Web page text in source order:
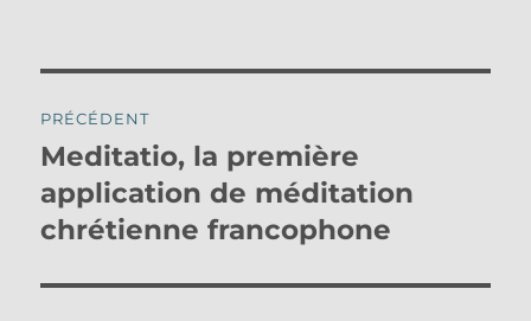
de
l’article
PRÉCÉDENT
Publication
précédente :
Meditatio, la première
application de méditation
chrétienne francophone